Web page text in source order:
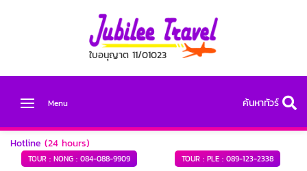
ใบอนุญาต 11/01023
Menu ค้นหาทัวร์
Hotline (24 hours)
TOUR : NONG : 084-088-9909 TOUR : PLE : 089-123-2338